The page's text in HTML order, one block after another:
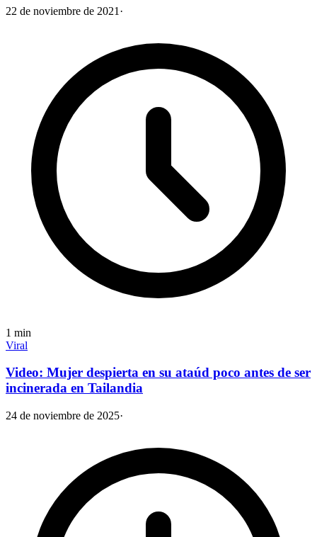
22 de noviembre de 2021 ·
1 min
Viral
Video: Mujer despierta en su ataúd poco antes de ser
incinerada en Tailandia
24 de noviembre de 2025·